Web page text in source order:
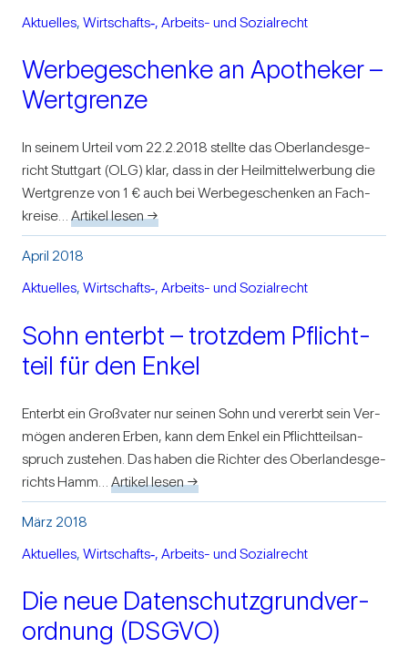
Aktu­elles, Wirtschafts‑, Arbeits- und Sozi­al­recht
Wer­be­ge­schenke an Apo­theker –
Wert­grenze
In seinem Urteil vom 22.2.2018 stellte das Ober­lan­des­ge­
richt Stutt­gart (OLG) klar, dass in der Heil­mit­tel­wer­bung die
Wert­grenze von 1 € auch bei Wer­be­ge­schenken an Fach­
kreise… Artikel lesen →
April 2018
Aktu­elles, Wirtschafts‑, Arbeits- und Sozi­al­recht
Sohn ent­erbt – trotzdem Pflicht­
teil für den Enkel
Ent­erbt ein Groß­vater nur seinen Sohn und ver­erbt sein Ver­
mögen anderen Erben, kann dem Enkel ein Pflicht­teils­an­
spruch zustehen. Das haben die Richter des Ober­lan­des­ge­
richts Hamm… Artikel lesen →
März 2018
Aktu­elles, Wirtschafts‑, Arbeits- und Sozi­al­recht
Die neue Daten­schutz­grund­ver­
ord­nung (DSGVO)